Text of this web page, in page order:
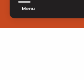
Menu